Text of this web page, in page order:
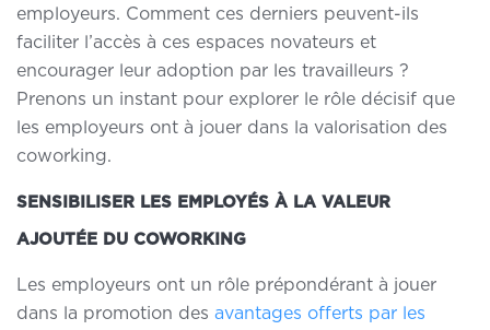
employeurs. Comment ces derniers peuvent-ils
faciliter l’accès à ces espaces novateurs et
encourager leur adoption par les travailleurs ?
Prenons un instant pour explorer le rôle décisif que
les employeurs ont à jouer dans la valorisation des
coworking.
SENSIBILISER LES EMPLOYÉS À LA VALEUR
AJOUTÉE DU COWORKING
Les employeurs ont un rôle prépondérant à jouer
dans la promotion des avantages offerts par les